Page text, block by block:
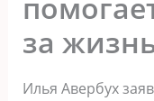
за
Илья Авербух